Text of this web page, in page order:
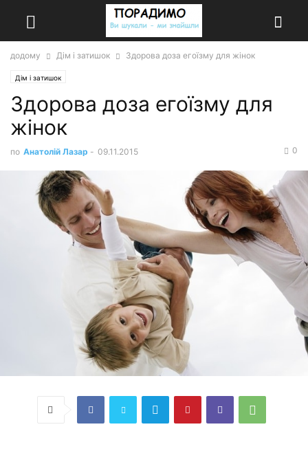
додому Дім і затишок Здорова доза егоїзму для жінок
Дім і затишок
Здорова доза егоїзму для
жінок
по Анатолій Лазар - 09.11.2015 0